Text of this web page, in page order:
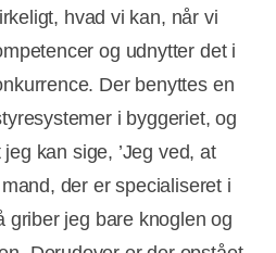
hvad vi kan, når vi
og udnytter det i
Der benyttes en
i byggeriet, og
kan sige, ’Jeg ved, at
der er specialiseret i
griber jeg bare knoglen og